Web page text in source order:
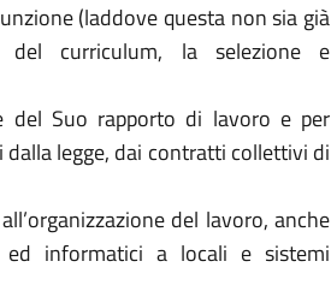
(laddove questa non sia già
del curriculum, la selezione e
del Suo rapporto di lavoro e per
legge, dai contratti collettivi di
del lavoro, anche
informatici a locali e sistemi